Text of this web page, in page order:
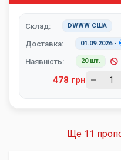
Склад: DWWW США
Доставка: 01.09.2026-
Наявність: 20 шт.
478 грн